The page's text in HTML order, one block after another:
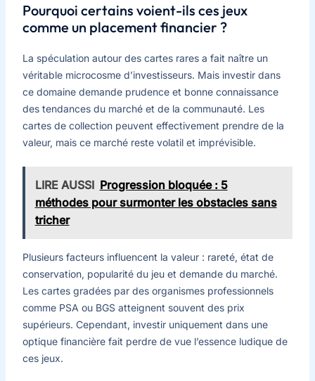
Pourquoi certains voient-ils ces jeux
comme un placement financier ?
La spéculation autour des cartes rares a fait naître un
véritable microcosme d’investisseurs. Mais investir dans
ce domaine demande prudence et bonne connaissance
des tendances du marché et de la communauté. Les
cartes de collection peuvent effectivement prendre de la
valeur, mais ce marché reste volatil et imprévisible.
LIRE AUSSI Progression bloquée : 5
méthodes pour surmonter les obstacles sans
tricher
Plusieurs facteurs influencent la valeur : rareté, état de
conservation, popularité du jeu et demande du marché.
Les cartes gradées par des organismes professionnels
comme PSA ou BGS atteignent souvent des prix
supérieurs. Cependant, investir uniquement dans une
optique financière fait perdre de vue l’essence ludique de
ces jeux.